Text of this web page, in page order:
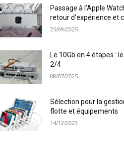
Passage à l’Apple
retour d’expérience et
25/09/2025
Le 10Gb en 4 étapes :
2/4
08/07/2025
Sélection pour la
flotte et équipements
14/12/2023